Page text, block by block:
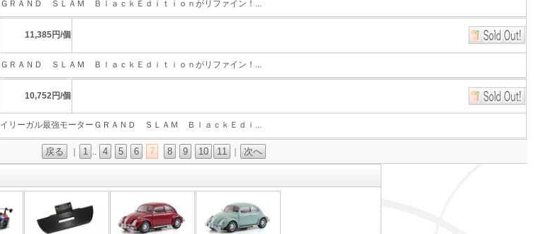
ＧＲＡＮＤ ＳＬＡＭ ＢｌａｃｋＥｄｉｔｉｏｎがリファイン！...
11,385円/個
ＧＲＡＮＤ ＳＬＡＭ ＢｌａｃｋＥｄｉｔｉｏｎがリファイン！...
10,752円/個
イリーガル最強モーターＧＲＡＮＤ ＳＬＡＭ ＢｌａｃｋＥｄｉ...
戻る 1 .. 4 5 6 7 8 9 10 11 次へ